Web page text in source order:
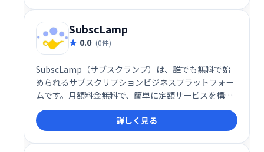
SubscLamp
0.0 (0件)
SubscLamp（サブスクランプ）は、誰でも無料で始
められるサブスクリプションビジネスプラットフォー
ムです。月額料金無料で、簡単に定額サービスを構
築・運営できます。複雑な設定は不要で、手軽に独自
のサブスクモデルを展開し、新たな収益源の獲得を目
指せます。
詳しく見る